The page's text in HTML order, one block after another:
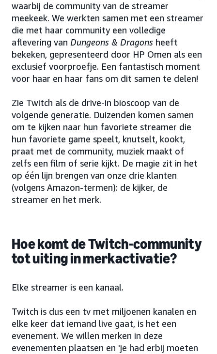
waarbij de community van de streamer
meekeek. We werkten samen met een streamer
die met haar community een volledige
aflevering van Dungeons & Dragons heeft
bekeken, gepresenteerd door HP Omen als een
exclusief voorproefje. Een fantastisch moment
voor haar en haar fans om dit samen te delen!
Zie Twitch als de drive-in bioscoop van de
volgende generatie. Duizenden komen samen
om te kijken naar hun favoriete streamer die
hun favoriete game speelt, knutselt, kookt,
praat met de community, muziek maakt of
zelfs een film of serie kijkt. De magie zit in het
op één lijn brengen van onze drie klanten
(volgens Amazon-termen): de kijker, de
streamer en het merk.
Hoe komt de Twitch-community
tot uiting in merkactivatie?
Elke streamer is een kanaal.
Twitch is dus een tv met miljoenen kanalen en
elke keer dat iemand live gaat, is het een
evenement. We willen merken in deze
evenementen plaatsen en 'je had erbij moeten